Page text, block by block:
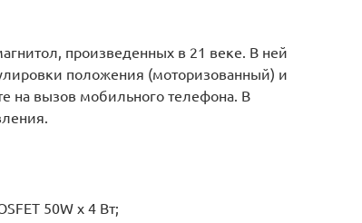
произведенных в 21 веке. В ней
положения (моторизованный) и
на вызов мобильного телефона. В
50W x 4 Вт;